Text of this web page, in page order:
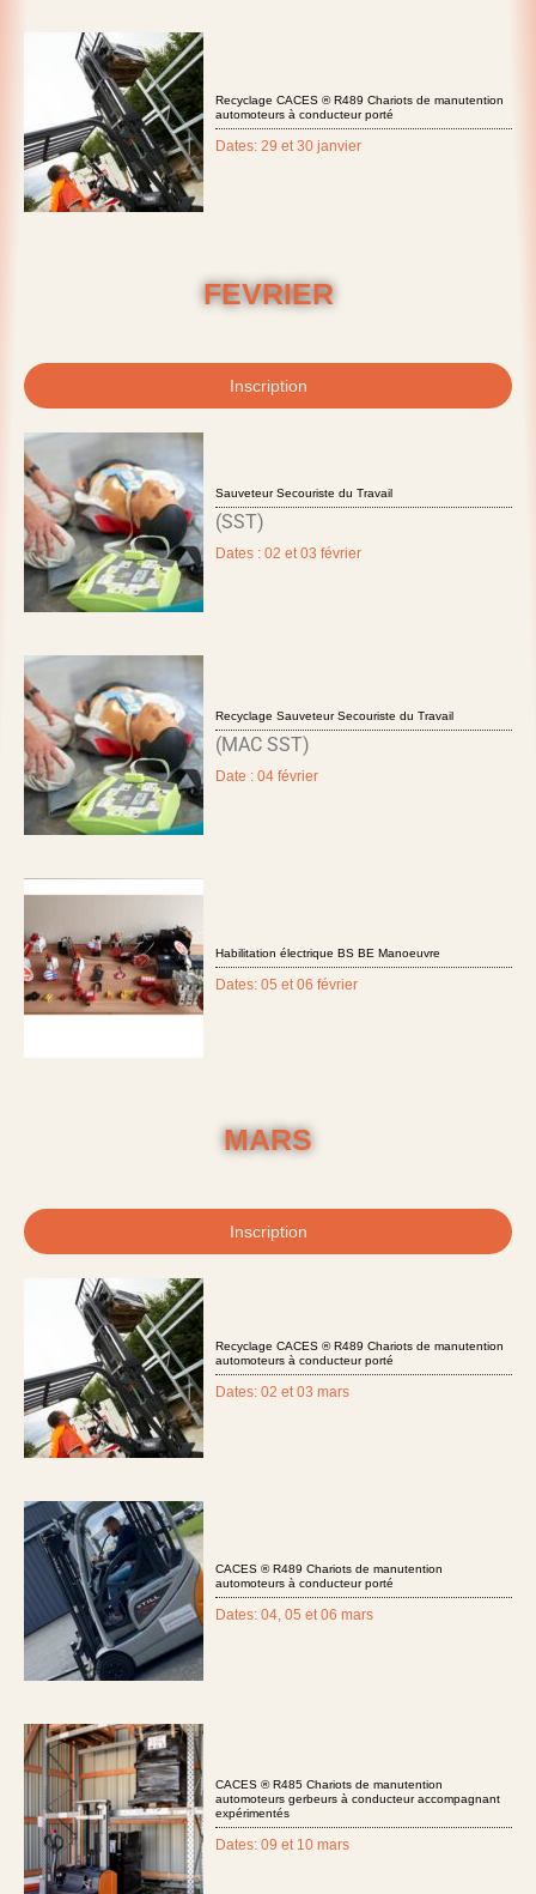
Recyclage CACES ® R489 Chariots de manutention
automoteurs à conducteur porté
Dates: 29 et 30 janvier
FEVRIER
Inscription
Sauveteur Secouriste du Travail
(SST)
Dates : 02 et 03 février
Recyclage Sauveteur Secouriste du Travail
(MAC SST)
Date : 04 février
Habilitation électrique BS BE Manoeuvre
Dates: 05 et 06 février
MARS
Inscription
Recyclage CACES ® R489 Chariots de manutention
automoteurs à conducteur porté
Dates: 02 et 03 mars
CACES ® R489 Chariots de manutention
automoteurs à conducteur porté
Dates: 04, 05 et 06 mars
CACES ® R485 Chariots de manutention
automoteurs gerbeurs à conducteur accompagnant
expérimentés
Dates: 09 et 10 mars